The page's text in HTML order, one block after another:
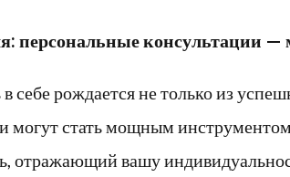
персональные консультации
себе рождается не только из
могут стать мощным
отражающий вашу